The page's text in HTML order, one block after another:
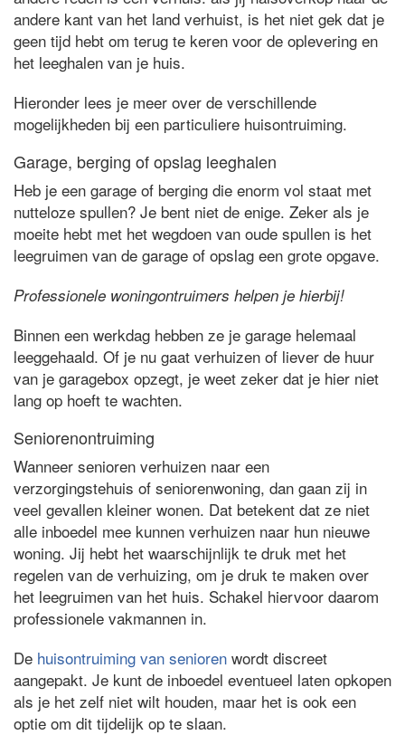
andere kant van het land verhuist, is het niet gek dat je
geen tijd hebt om terug te keren voor de oplevering en
het leeghalen van je huis.
Hieronder lees je meer over de verschillende
mogelijkheden bij een particuliere huisontruiming.
Garage, berging of opslag leeghalen
Heb je een garage of berging die enorm vol staat met
nutteloze spullen? Je bent niet de enige. Zeker als je
moeite hebt met het wegdoen van oude spullen is het
leegruimen van de garage of opslag een grote opgave.
Professionele woningontruimers helpen je hierbij!
Binnen een werkdag hebben ze je garage helemaal
leeggehaald. Of je nu gaat verhuizen of liever de huur
van je garagebox opzegt, je weet zeker dat je hier niet
lang op hoeft te wachten.
Seniorenontruiming
Wanneer senioren verhuizen naar een
verzorgingstehuis of seniorenwoning, dan gaan zij in
veel gevallen kleiner wonen. Dat betekent dat ze niet
alle inboedel mee kunnen verhuizen naar hun nieuwe
woning. Jij hebt het waarschijnlijk te druk met het
regelen van de verhuizing, om je druk te maken over
het leegruimen van het huis. Schakel hiervoor daarom
professionele vakmannen in.
De huisontruiming van senioren wordt discreet
aangepakt. Je kunt de inboedel eventueel laten opkopen
als je het zelf niet wilt houden, maar het is ook een
optie om dit tijdelijk op te slaan.